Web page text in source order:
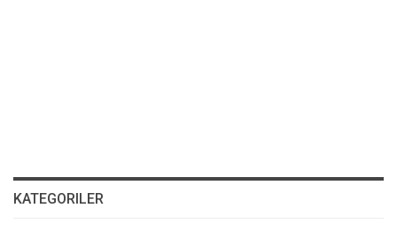
KATEGORILER